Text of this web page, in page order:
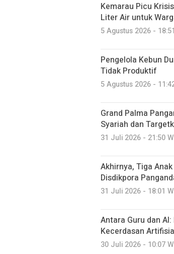
Kemarau Picu
Liter Air untuk
5 Agustus 2026 -
Pengelola Kebun
Tidak Produktif ‎
5 Agustus 2026 -
Grand Palma
Syariah dan
31 Juli 2026 - 21:50
Akhirnya, Tiga
Disdikpora
31 Juli 2026 - 18:01
Antara Guru dan
Kecerdasan
30 Juli 2026 - 10:07